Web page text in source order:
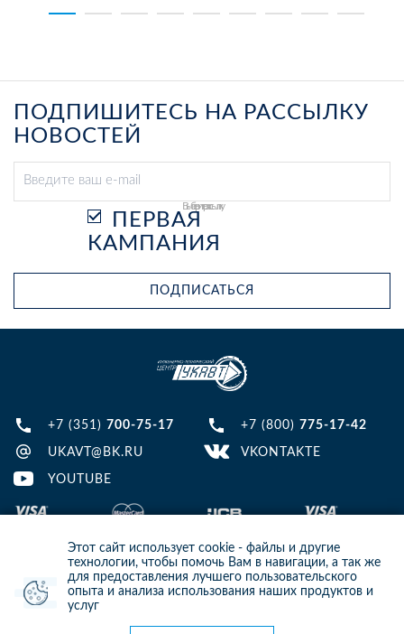
Этот сайт использует cookie - файлы и другие
технологии, чтобы помочь Вам в навигации, а так же
для предоставления лучшего пользовательского
опыта и анализа использования наших продуктов и
услуг
ПОДПИШИТЕСЬ НА РАССЫЛКУ
НОВОСТЕЙ
Выберите рассылку
ПЕРВАЯ
КАМПАНИЯ
ПОДПИСАТЬСЯ
+7 (351) 700-75-17 +7 (800) 775-17-42
UKAVT@BK.RU VKONTAKTE
YOUTUBE
© 2013-2024 ООО ИТЦ УКАВТ. ИНН: 7448122124, ОГРН: 1097448007216
ИНФОРМАЦИЯ НА САЙТЕ НЕ ЯВЛЯЕТСЯ ПУБЛИЧНОЙ ОФЕРТОЙ. ДЛЯ